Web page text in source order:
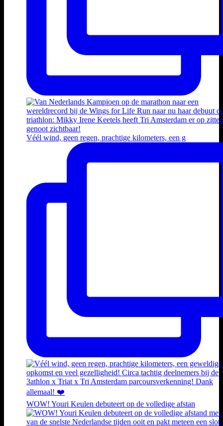
Véél wind, geen regen, prachtige kilometers, een g
WOW! Youri Keulen debuteert op de volledige afstan